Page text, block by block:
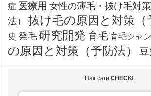
症 医療用 女性の薄毛・抜け毛対
法）
抜け毛の原因と対策（
史 発毛研究開発 育毛 育毛シャ
の原因と対策（予防法）
Hair care CHECK!